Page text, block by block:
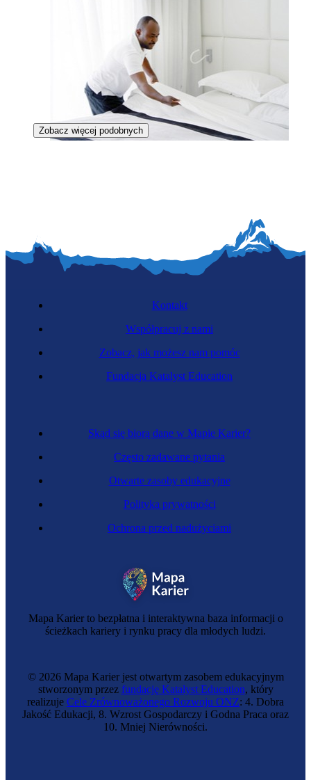
Sanitariusz szpitalny
Zobacz więcej podobnych
Mapa Karier to bezpłatna i interaktywna baza informacji o
ścieżkach kariery i rynku pracy dla młodych ludzi.
Skąd się biorą dane w Mapie Karier?
Często zadawane pytania
Otwarte zasoby edukacyjne
Polityka prywatności
Ochrona przed nadużyciami
Kontakt
Współpracuj z nami
Zobacz, jak możesz nam pomóc
Fundacja Katalyst Education
© 2026 Mapa Karier jest otwartym zasobem edukacyjnym
stworzonym przez fundację Katalyst Education, który
realizuje Cele Zrównoważonego Rozwoju ONZ: 4. Dobra
Jakość Edukacji, 8. Wzrost Gospodarczy i Godna Praca oraz
10. Mniej Nierówności.